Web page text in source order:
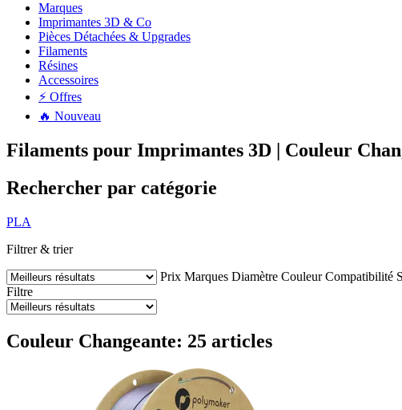
Marques
Imprimantes 3D & Co
Pièces Détachées & Upgrades
Filaments
Résines
Accessoires
⚡ Offres
🔥 Nouveau
Filaments pour Imprimantes 3D | Couleur
Rechercher par catégorie
PLA
Filtrer & trier
Prix Marques Diamètre CouleurCompatibilité
Filtre
Couleur Changeante: 25 articles